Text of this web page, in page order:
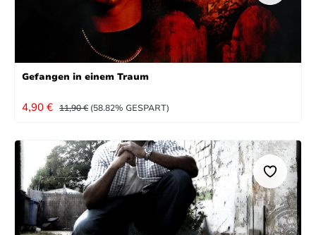
Gefangen in einem Traum
VERKAUFSPREIS:
4,90 € REGULÄRER PREIS:
11,90 € (58.82% GESPART)